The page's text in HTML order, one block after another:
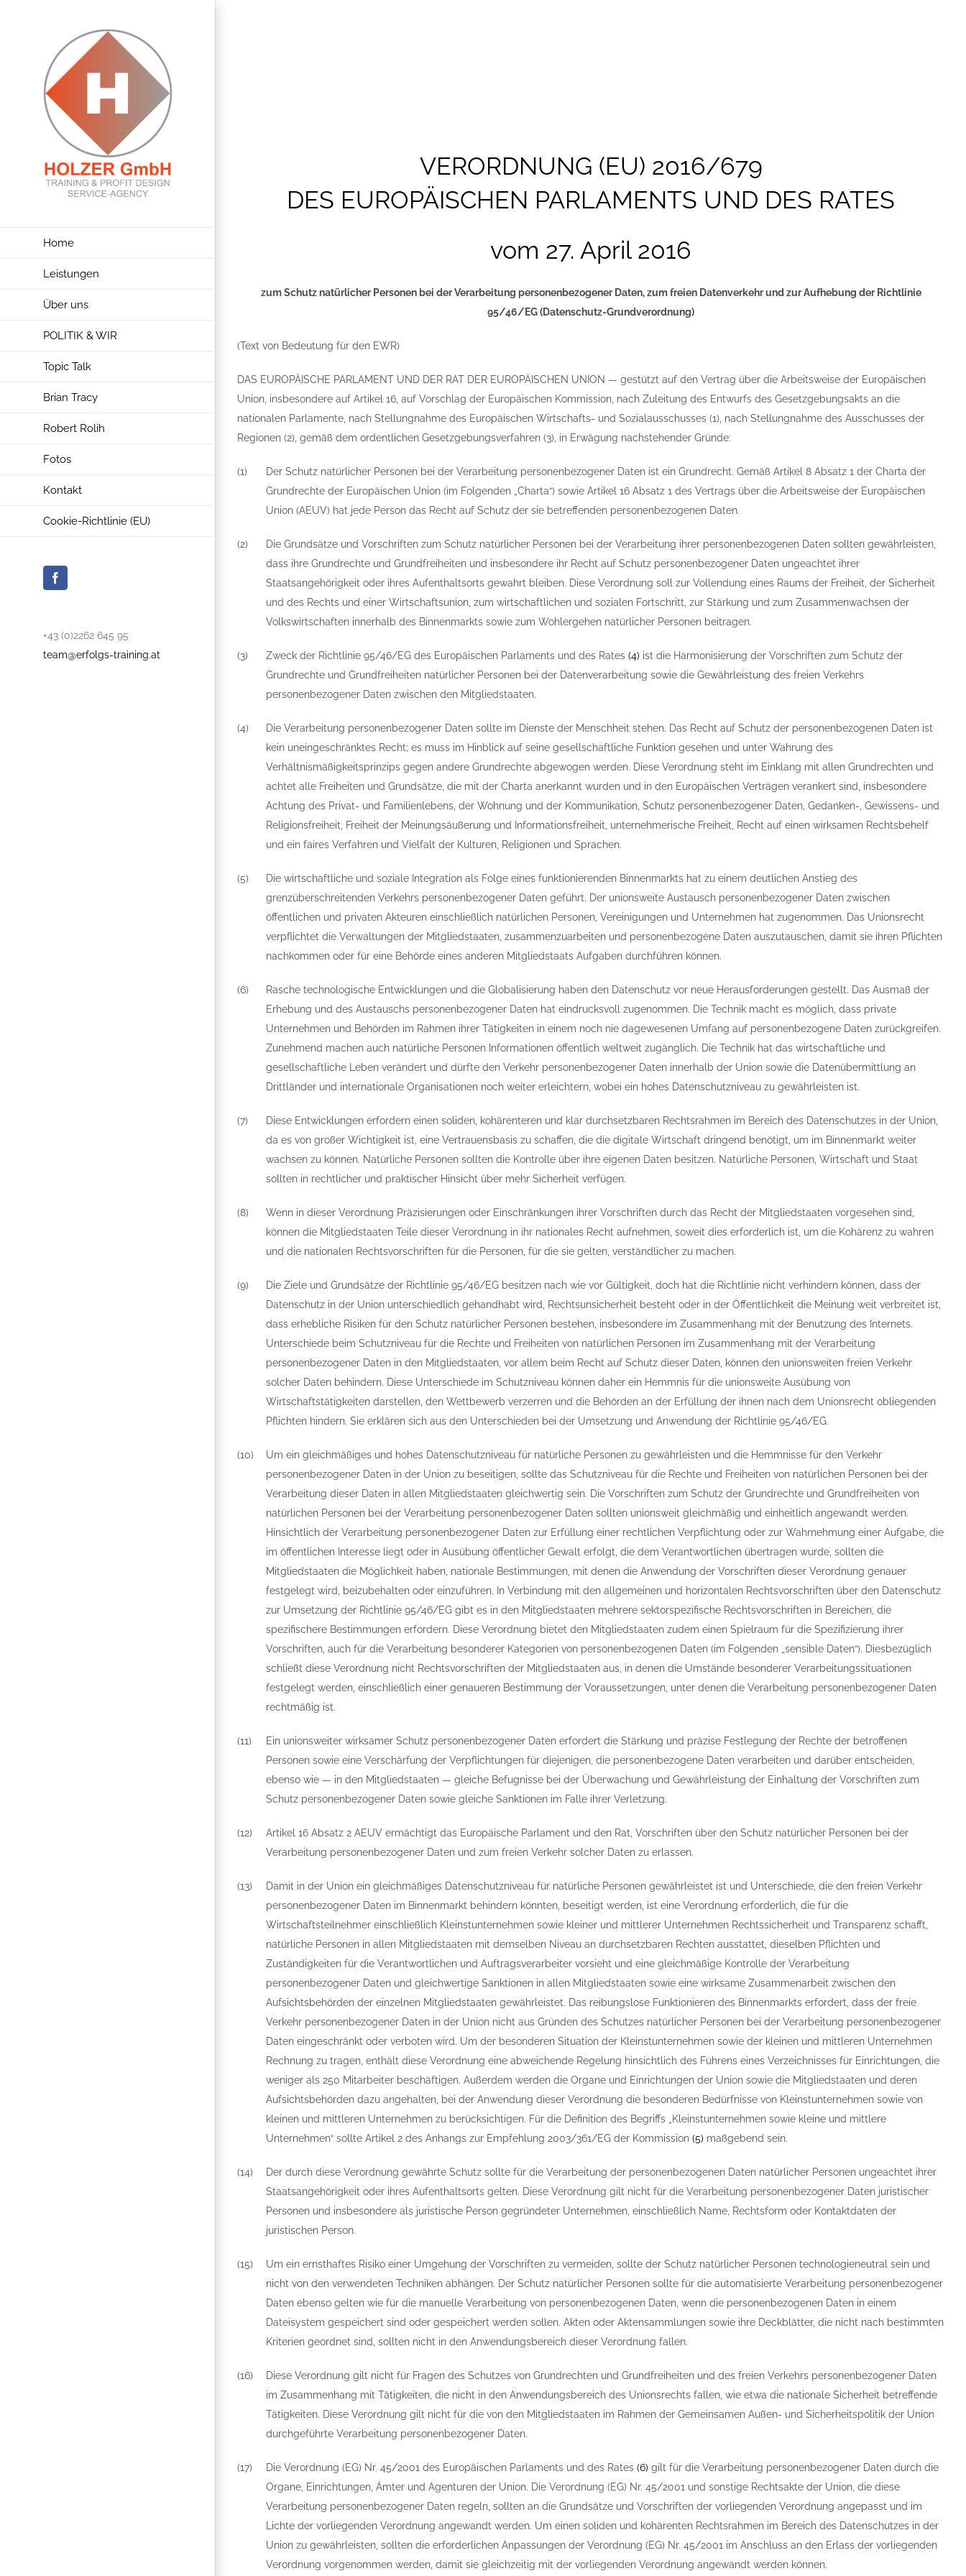
Home
Leistungen
Über uns
POLITIK & WIR
Topic Talk
Brian Tracy
Robert Rolih
Fotos
Kontakt
Cookie-Richtlinie (EU)
Facebook
+43 (0)2262 645 95
team@erfolgs-training.at
VERORDNUNG (EU) 2016/679
DES EUROPÄISCHEN PARLAMENTS UND DES RATES
vom 27. April 2016
zum Schutz natürlicher Personen bei der Verarbeitung personenbezogener Daten, zum freien Datenverkehr und zur Aufhebung der Richtlinie
95/46/EG (Datenschutz-Grundverordnung)
(Text von Bedeutung für den EWR)
DAS EUROPÄISCHE PARLAMENT UND DER RAT DER EUROPÄISCHEN UNION — gestützt auf den Vertrag über die Arbeitsweise der Europäischen
Union, insbesondere auf Artikel 16, auf Vorschlag der Europäischen Kommission, nach Zuleitung des Entwurfs des Gesetzgebungsakts an die
nationalen Parlamente, nach Stellungnahme des Europäischen Wirtschafts- und Sozialausschusses (1), nach Stellungnahme des Ausschusses der
Regionen (2), gemäß dem ordentlichen Gesetzgebungsverfahren (3), in Erwägung nachstehender Gründe:
(1)
Der Schutz natürlicher Personen bei der Verarbeitung personenbezogener Daten ist ein Grundrecht. Gemäß Artikel 8 Absatz 1 der Charta der
Grundrechte der Europäischen Union (im Folgenden „Charta“) sowie Artikel 16 Absatz 1 des Vertrags über die Arbeitsweise der Europäischen
Union (AEUV) hat jede Person das Recht auf Schutz der sie betreffenden personenbezogenen Daten.
(2)
Die Grundsätze und Vorschriften zum Schutz natürlicher Personen bei der Verarbeitung ihrer personenbezogenen Daten sollten gewährleisten,
dass ihre Grundrechte und Grundfreiheiten und insbesondere ihr Recht auf Schutz personenbezogener Daten ungeachtet ihrer
Staatsangehörigkeit oder ihres Aufenthaltsorts gewahrt bleiben. Diese Verordnung soll zur Vollendung eines Raums der Freiheit, der Sicherheit
und des Rechts und einer Wirtschaftsunion, zum wirtschaftlichen und sozialen Fortschritt, zur Stärkung und zum Zusammenwachsen der
Volkswirtschaften innerhalb des Binnenmarkts sowie zum Wohlergehen natürlicher Personen beitragen.
(3) Zweck der Richtlinie 95/46/EG des Europäischen Parlaments und des Rates (4) ist die Harmonisierung der Vorschriften zum Schutz der
Grundrechte und Grundfreiheiten natürlicher Personen bei der Datenverarbeitung sowie die Gewährleistung des freien Verkehrs
personenbezogener Daten zwischen den Mitgliedstaaten.
(4)
Die Verarbeitung personenbezogener Daten sollte im Dienste der Menschheit stehen. Das Recht auf Schutz der personenbezogenen Daten ist
kein uneingeschränktes Recht; es muss im Hinblick auf seine gesellschaftliche Funktion gesehen und unter Wahrung des
Verhältnismäßigkeitsprinzips gegen andere Grundrechte abgewogen werden. Diese Verordnung steht im Einklang mit allen Grundrechten und
achtet alle Freiheiten und Grundsätze, die mit der Charta anerkannt wurden und in den Europäischen Verträgen verankert sind, insbesondere
Achtung des Privat- und Familienlebens, der Wohnung und der Kommunikation, Schutz personenbezogener Daten, Gedanken-, Gewissens- und
Religionsfreiheit, Freiheit der Meinungsäußerung und Informationsfreiheit, unternehmerische Freiheit, Recht auf einen wirksamen Rechtsbehelf
und ein faires Verfahren und Vielfalt der Kulturen, Religionen und Sprachen.
(5)
Die wirtschaftliche und soziale Integration als Folge eines funktionierenden Binnenmarkts hat zu einem deutlichen Anstieg des
grenzüberschreitenden Verkehrs personenbezogener Daten geführt. Der unionsweite Austausch personenbezogener Daten zwischen
öffentlichen und privaten Akteuren einschließlich natürlichen Personen, Vereinigungen und Unternehmen hat zugenommen. Das Unionsrecht
verpflichtet die Verwaltungen der Mitgliedstaaten, zusammenzuarbeiten und personenbezogene Daten auszutauschen, damit sie ihren Pflichten
nachkommen oder für eine Behörde eines anderen Mitgliedstaats Aufgaben durchführen können.
(6)
Rasche technologische Entwicklungen und die Globalisierung haben den Datenschutz vor neue Herausforderungen gestellt. Das Ausmaß der
Erhebung und des Austauschs personenbezogener Daten hat eindrucksvoll zugenommen. Die Technik macht es möglich, dass private
Unternehmen und Behörden im Rahmen ihrer Tätigkeiten in einem noch nie dagewesenen Umfang auf personenbezogene Daten zurückgreifen.
Zunehmend machen auch natürliche Personen Informationen öffentlich weltweit zugänglich. Die Technik hat das wirtschaftliche und
gesellschaftliche Leben verändert und dürfte den Verkehr personenbezogener Daten innerhalb der Union sowie die Datenübermittlung an
Drittländer und internationale Organisationen noch weiter erleichtern, wobei ein hohes Datenschutzniveau zu gewährleisten ist.
(7)
Diese Entwicklungen erfordern einen soliden, kohärenteren und klar durchsetzbaren Rechtsrahmen im Bereich des Datenschutzes in der Union,
da es von großer Wichtigkeit ist, eine Vertrauensbasis zu schaffen, die die digitale Wirtschaft dringend benötigt, um im Binnenmarkt weiter
wachsen zu können. Natürliche Personen sollten die Kontrolle über ihre eigenen Daten besitzen. Natürliche Personen, Wirtschaft und Staat
sollten in rechtlicher und praktischer Hinsicht über mehr Sicherheit verfügen.
(8)
Wenn in dieser Verordnung Präzisierungen oder Einschränkungen ihrer Vorschriften durch das Recht der Mitgliedstaaten vorgesehen sind,
können die Mitgliedstaaten Teile dieser Verordnung in ihr nationales Recht aufnehmen, soweit dies erforderlich ist, um die Kohärenz zu wahren
und die nationalen Rechtsvorschriften für die Personen, für die sie gelten, verständlicher zu machen.
(9)
Die Ziele und Grundsätze der Richtlinie 95/46/EG besitzen nach wie vor Gültigkeit, doch hat die Richtlinie nicht verhindern können, dass der
Datenschutz in der Union unterschiedlich gehandhabt wird, Rechtsunsicherheit besteht oder in der Öffentlichkeit die Meinung weit verbreitet ist,
dass erhebliche Risiken für den Schutz natürlicher Personen bestehen, insbesondere im Zusammenhang mit der Benutzung des Internets.
Unterschiede beim Schutzniveau für die Rechte und Freiheiten von natürlichen Personen im Zusammenhang mit der Verarbeitung
personenbezogener Daten in den Mitgliedstaaten, vor allem beim Recht auf Schutz dieser Daten, können den unionsweiten freien Verkehr
solcher Daten behindern. Diese Unterschiede im Schutzniveau können daher ein Hemmnis für die unionsweite Ausübung von
Wirtschaftstätigkeiten darstellen, den Wettbewerb verzerren und die Behörden an der Erfüllung der ihnen nach dem Unionsrecht obliegenden
Pflichten hindern. Sie erklären sich aus den Unterschieden bei der Umsetzung und Anwendung der Richtlinie 95/46/EG.
(10)
Um ein gleichmäßiges und hohes Datenschutzniveau für natürliche Personen zu gewährleisten und die Hemmnisse für den Verkehr
personenbezogener Daten in der Union zu beseitigen, sollte das Schutzniveau für die Rechte und Freiheiten von natürlichen Personen bei der
Verarbeitung dieser Daten in allen Mitgliedstaaten gleichwertig sein. Die Vorschriften zum Schutz der Grundrechte und Grundfreiheiten von
natürlichen Personen bei der Verarbeitung personenbezogener Daten sollten unionsweit gleichmäßig und einheitlich angewandt werden.
Hinsichtlich der Verarbeitung personenbezogener Daten zur Erfüllung einer rechtlichen Verpflichtung oder zur Wahrnehmung einer Aufgabe, die
im öffentlichen Interesse liegt oder in Ausübung öffentlicher Gewalt erfolgt, die dem Verantwortlichen übertragen wurde, sollten die
Mitgliedstaaten die Möglichkeit haben, nationale Bestimmungen, mit denen die Anwendung der Vorschriften dieser Verordnung genauer
festgelegt wird, beizubehalten oder einzuführen. In Verbindung mit den allgemeinen und horizontalen Rechtsvorschriften über den Datenschutz
zur Umsetzung der Richtlinie 95/46/EG gibt es in den Mitgliedstaaten mehrere sektorspezifische Rechtsvorschriften in Bereichen, die
spezifischere Bestimmungen erfordern. Diese Verordnung bietet den Mitgliedstaaten zudem einen Spielraum für die Spezifizierung ihrer
Vorschriften, auch für die Verarbeitung besonderer Kategorien von personenbezogenen Daten (im Folgenden „sensible Daten“). Diesbezüglich
schließt diese Verordnung nicht Rechtsvorschriften der Mitgliedstaaten aus, in denen die Umstände besonderer Verarbeitungssituationen
festgelegt werden, einschließlich einer genaueren Bestimmung der Voraussetzungen, unter denen die Verarbeitung personenbezogener Daten
rechtmäßig ist.
(11)
Ein unionsweiter wirksamer Schutz personenbezogener Daten erfordert die Stärkung und präzise Festlegung der Rechte der betroffenen
Personen sowie eine Verschärfung der Verpflichtungen für diejenigen, die personenbezogene Daten verarbeiten und darüber entscheiden,
ebenso wie — in den Mitgliedstaaten — gleiche Befugnisse bei der Überwachung und Gewährleistung der Einhaltung der Vorschriften zum
Schutz personenbezogener Daten sowie gleiche Sanktionen im Falle ihrer Verletzung.
(12)
Artikel 16 Absatz 2 AEUV ermächtigt das Europäische Parlament und den Rat, Vorschriften über den Schutz natürlicher Personen bei der
Verarbeitung personenbezogener Daten und zum freien Verkehr solcher Daten zu erlassen.
(13)
Damit in der Union ein gleichmäßiges Datenschutzniveau für natürliche Personen gewährleistet ist und Unterschiede, die den freien Verkehr
personenbezogener Daten im Binnenmarkt behindern könnten, beseitigt werden, ist eine Verordnung erforderlich, die für die
Wirtschaftsteilnehmer einschließlich Kleinstunternehmen sowie kleiner und mittlerer Unternehmen Rechtssicherheit und Transparenz schafft,
natürliche Personen in allen Mitgliedstaaten mit demselben Niveau an durchsetzbaren Rechten ausstattet, dieselben Pflichten und
Zuständigkeiten für die Verantwortlichen und Auftragsverarbeiter vorsieht und eine gleichmäßige Kontrolle der Verarbeitung
personenbezogener Daten und gleichwertige Sanktionen in allen Mitgliedstaaten sowie eine wirksame Zusammenarbeit zwischen den
Aufsichtsbehörden der einzelnen Mitgliedstaaten gewährleistet. Das reibungslose Funktionieren des Binnenmarkts erfordert, dass der freie
Verkehr personenbezogener Daten in der Union nicht aus Gründen des Schutzes natürlicher Personen bei der Verarbeitung personenbezogener
Daten eingeschränkt oder verboten wird. Um der besonderen Situation der Kleinstunternehmen sowie der kleinen und mittleren Unternehmen
Rechnung zu tragen, enthält diese Verordnung eine abweichende Regelung hinsichtlich des Führens eines Verzeichnisses für Einrichtungen, die
weniger als 250 Mitarbeiter beschäftigen. Außerdem werden die Organe und Einrichtungen der Union sowie die Mitgliedstaaten und deren
Aufsichtsbehörden dazu angehalten, bei der Anwendung dieser Verordnung die besonderen Bedürfnisse von Kleinstunternehmen sowie von
kleinen und mittleren Unternehmen zu berücksichtigen. Für die Definition des Begriffs „Kleinstunternehmen sowie kleine und mittlere
Unternehmen“ sollte Artikel 2 des Anhangs zur Empfehlung 2003/361/EG der Kommission (5) maßgebend sein.
(14)
Der durch diese Verordnung gewährte Schutz sollte für die Verarbeitung der personenbezogenen Daten natürlicher Personen ungeachtet ihrer
Staatsangehörigkeit oder ihres Aufenthaltsorts gelten. Diese Verordnung gilt nicht für die Verarbeitung personenbezogener Daten juristischer
Personen und insbesondere als juristische Person gegründeter Unternehmen, einschließlich Name, Rechtsform oder Kontaktdaten der
juristischen Person.
(15)
Um ein ernsthaftes Risiko einer Umgehung der Vorschriften zu vermeiden, sollte der Schutz natürlicher Personen technologieneutral sein und
nicht von den verwendeten Techniken abhängen. Der Schutz natürlicher Personen sollte für die automatisierte Verarbeitung personenbezogener
Daten ebenso gelten wie für die manuelle Verarbeitung von personenbezogenen Daten, wenn die personenbezogenen Daten in einem
Dateisystem gespeichert sind oder gespeichert werden sollen. Akten oder Aktensammlungen sowie ihre Deckblätter, die nicht nach bestimmten
Kriterien geordnet sind, sollten nicht in den Anwendungsbereich dieser Verordnung fallen.
(16)
Diese Verordnung gilt nicht für Fragen des Schutzes von Grundrechten und Grundfreiheiten und des freien Verkehrs personenbezogener Daten
im Zusammenhang mit Tätigkeiten, die nicht in den Anwendungsbereich des Unionsrechts fallen, wie etwa die nationale Sicherheit betreffende
Tätigkeiten. Diese Verordnung gilt nicht für die von den Mitgliedstaaten im Rahmen der Gemeinsamen Außen- und Sicherheitspolitik der Union
durchgeführte Verarbeitung personenbezogener Daten.
(17) Die Verordnung (EG) Nr. 45/2001 des Europäischen Parlaments und des Rates (6) gilt für die Verarbeitung personenbezogener Daten durch die
Organe, Einrichtungen, Ämter und Agenturen der Union. Die Verordnung (EG) Nr. 45/2001 und sonstige Rechtsakte der Union, die diese
Verarbeitung personenbezogener Daten regeln, sollten an die Grundsätze und Vorschriften der vorliegenden Verordnung angepasst und im
Lichte der vorliegenden Verordnung angewandt werden. Um einen soliden und kohärenten Rechtsrahmen im Bereich des Datenschutzes in der
Union zu gewährleisten, sollten die erforderlichen Anpassungen der Verordnung (EG) Nr. 45/2001 im Anschluss an den Erlass der vorliegenden
Verordnung vorgenommen werden, damit sie gleichzeitig mit der vorliegenden Verordnung angewandt werden können.